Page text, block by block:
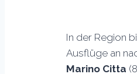
In der Region
Ausflüge an
Marino Citta